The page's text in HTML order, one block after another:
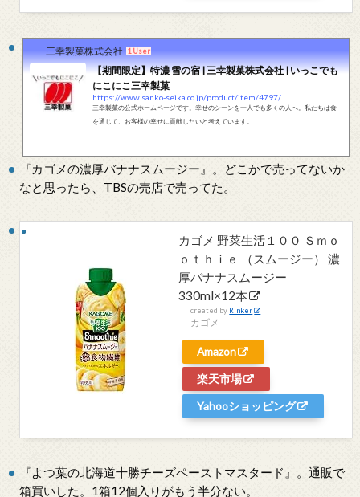
三幸製菓株式会社 1 User
【期間限定】特濃 雪の宿 | 三幸製菓株式会社 | いっこでも
にこにこ三幸製菓
https://www.sanko-seika.co.jp/product/item/4797/
三幸製菓の公式ホームページです。幸せのシーンを一人でも多くの人へ。私たちは食
を通じて、お客様の幸せに貢献したいと考えています。
『カゴメの濃厚バナナスムージー』。どこかで売ってないか
なと思ったら、TBSの売店で売ってた。
カゴメ 野菜生活１００ Ｓｍｏ
ｏｔｈｉｅ （スムージー） 濃
厚バナナスムージー
330ml×12本
created by Rinker
カゴメ
Amazon
楽天市場
Yahooショッピング
『よつ葉の北海道十勝チーズペーストマスタード』。通販で
箱買いした。1箱12個入りがもう半分ない。